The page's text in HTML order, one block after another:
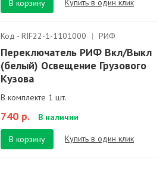
В корзину
Код - RIF22-1-1101000 | РИФ
Переключатель РИФ Вкл/Выкл
(белый) Освещение Грузового
Кузова
В комплекте 1 шт.
740 р. В наличии
В корзину Купить в один клик